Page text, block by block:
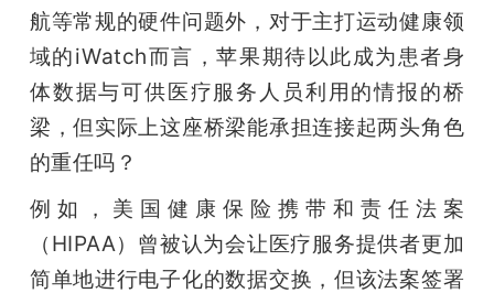
航等常规的硬件问题外，对于主打运动健康领
域的iWatch而言，苹果期待以此成为患者身
体数据与可供医疗服务人员利用的情报的桥
梁，但实际上这座桥梁能承担连接起两头角色
的重任吗？
例如，美国健康保险携带和责任法案
（HIPAA）曾被认为会让医疗服务提供者更加
简单地进行电子化的数据交换，但该法案签署